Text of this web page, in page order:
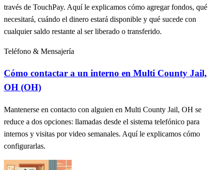
través de TouchPay. Aquí le explicamos cómo agregar fondos, qué
necesitará, cuándo el dinero estará disponible y qué sucede con
cualquier saldo restante al ser liberado o transferido.
Teléfono & Mensajería
Cómo contactar a un interno en Multi County Jail,
OH (OH)
Mantenerse en contacto con alguien en Multi County Jail, OH se
reduce a dos opciones: llamadas desde el sistema telefónico para
internos y visitas por video semanales. Aquí le explicamos cómo
configurarlas.